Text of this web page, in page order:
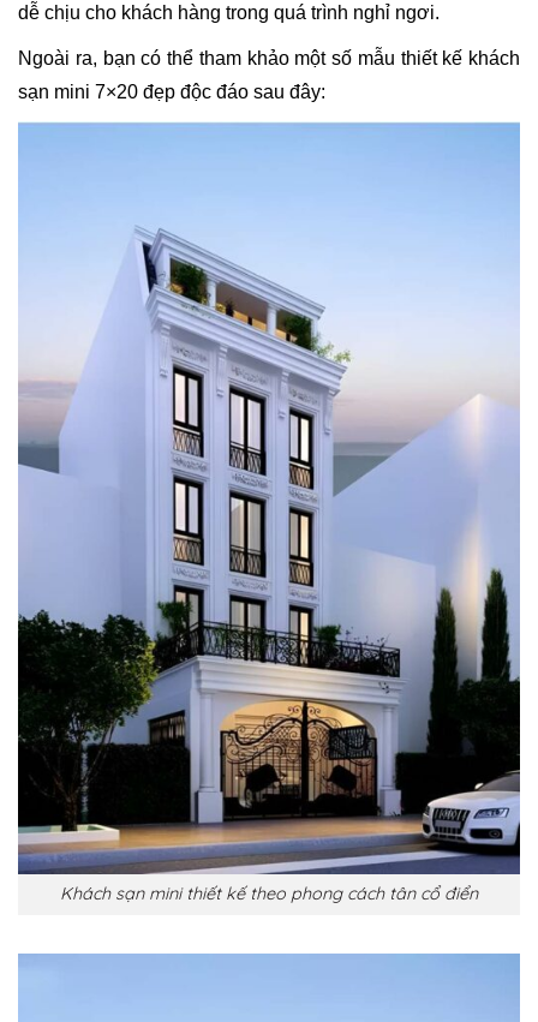
dễ chịu cho khách hàng trong quá trình nghỉ ngơi.
Ngoài ra, bạn có thể tham khảo một số mẫu thiết kế khách
sạn mini 7×20 đẹp độc đáo sau đây:
Khách sạn mini thiết kế theo phong cách tân cổ điển